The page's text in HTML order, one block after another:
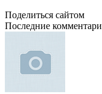
Поделиться сайтом
Последние